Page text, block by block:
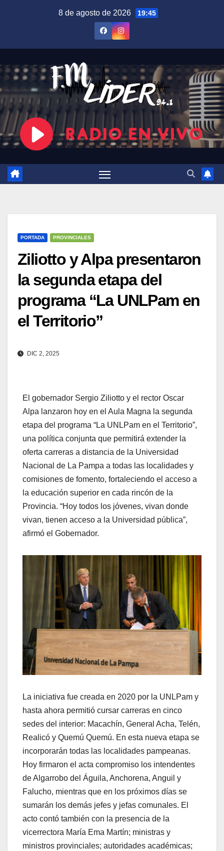
8 de agosto de 2026 19:45
PORTADA PROVINCIALES
Ziliotto y Alpa presentaron
la segunda etapa del
programa “La UNLPam en
el Territorio”
DIC 2, 2025
El gobernador Sergio Ziliotto y el rector Oscar
Alpa lanzaron hoy en el Aula Magna la segunda
etapa del programa “La UNLPam en el Territorio”,
una política conjunta que permitirá extender la
oferta carreras a distancia de la Universidad
Nacional de La Pampa a todas las localidades y
comisiones de fomento, fortaleciendo el acceso a
la educación superior en cada rincón de la
Provincia. “Hoy todos los jóvenes, vivan donde
vivan, tienen acceso a la Universidad pública”,
afirmó el Gobernador.
La iniciativa fue creada en 2020 por la UNLPam y
hasta ahora permitió cursar carreras en cinco
sedes del interior: Macachín, General Acha, Telén,
Realicó y Quemú Quemú. En esta nueva etapa se
incorporarán todas las localidades pampeanas.
Hoy firmaron el acta compromiso los intendentes
de Algarrobo del Águila, Anchorena, Anguil y
Falucho, mientras que en los próximos días se
sumarán los demás jefes y jefas comunales. El
acto contó también con la presencia de la
vicerrectora María Ema Martín; ministras y
ministros provinciales; autoridades académicas;